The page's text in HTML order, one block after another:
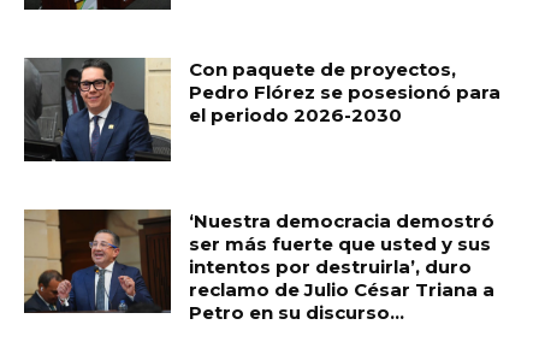
Con paquete de proyectos,
Pedro Flórez se posesionó para
el periodo 2026-2030
‘Nuestra democracia demostró
ser más fuerte que usted y sus
intentos por destruirla’, duro
reclamo de Julio César Triana a
Petro en su discurso...